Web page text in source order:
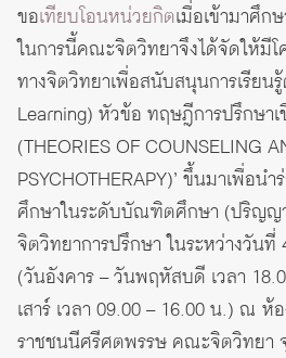
ขอเทียบโอนหน่วยกิตเมื่อเข้ามาศึ
ในการนี้คณะจิตวิทยาจึงได้จัดให้มีโ
ทางจิตวิทยาเพื่อสนับสนุนการเรียน
Learning) หัวข้อ ทฤษฎีการปรึกษา
(THEORIES OF COUNSELING
PSYCHOTHERAPY)’ ขึ้นมาเพื่อน
ศึกษาในระดับบัณฑิตศึกษา (ปริญญา
จิตวิทยาการปรึกษา ในระหว่างวัน
(วันอังคาร – วันพฤหัสบดี เวลา
เสาร์ เวลา 09.00 – 16.00 น.) ณ ห้
ราชชนนีศรีศตพรรษ คณะจิตวิทยา